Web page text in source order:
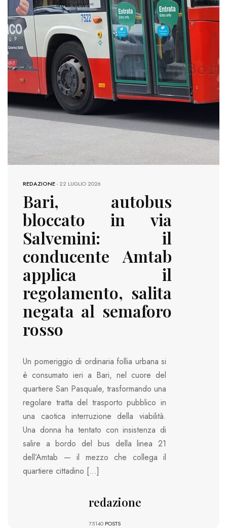
19827 VIEWS
REDAZIONE-22 LUGLIO 2026
Bari, autobus
bloccato in via
Salvemini: il
conducente Amtab
applica il
regolamento, salita
negata al semaforo
rosso
Un pomeriggio di ordinaria follia urbana si
è consumato ieri a Bari, nel cuore del
quartiere San Pasquale, trasformando una
regolare tratta del trasporto pubblico in
una caotica interruzione della viabilità.
Una donna ha tentato con insistenza di
salire a bordo del bus della linea 21
dell’Amtab — il mezzo che collega il
quartiere cittadino […]
redazione
75140 POSTS